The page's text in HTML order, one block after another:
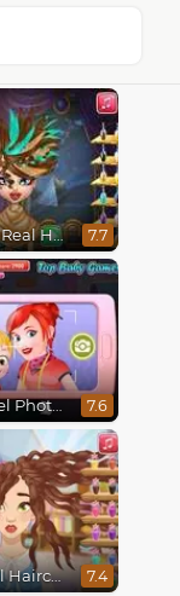
Cleopatra Real Haircuts 7.7
Baby Hazel Photoshoot 7.6
Olivia Real Haircuts 7.4